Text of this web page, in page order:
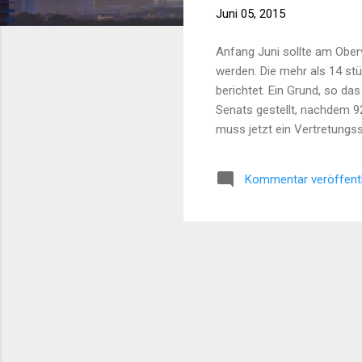
Juni 05, 2015
Anfang Juni sollte am
werden. Die mehr als 14
berichtet. Ein Grund, so
Senats gestellt, nachdem
muss jetzt ein
Kommentar